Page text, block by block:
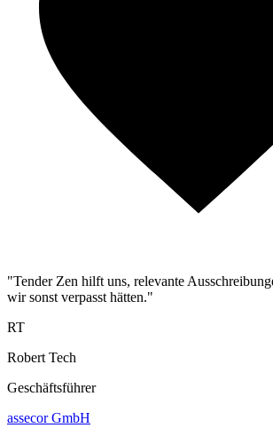
"Tender Zen hilft uns, relevante
wir sonst verpasst hätten."
RT
Robert Tech
Geschäftsführer
assecor GmbH